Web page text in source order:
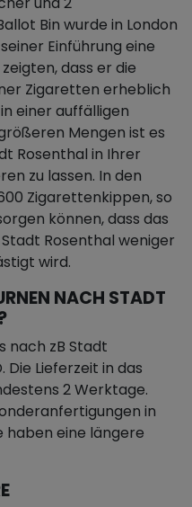
Bin wurde in London
Einführung eine
dass er die
Zigaretten erheblich
einer auffälligen
Mengen ist es
Rosenthal in Ihrer
zu lassen. In den
Zigarettenkippen, so
können, dass das
Rosenthal weniger
wird.
NACH STADT
nach zB Stadt
Lieferzeit in das
2 Werktage.
in
haben eine längere